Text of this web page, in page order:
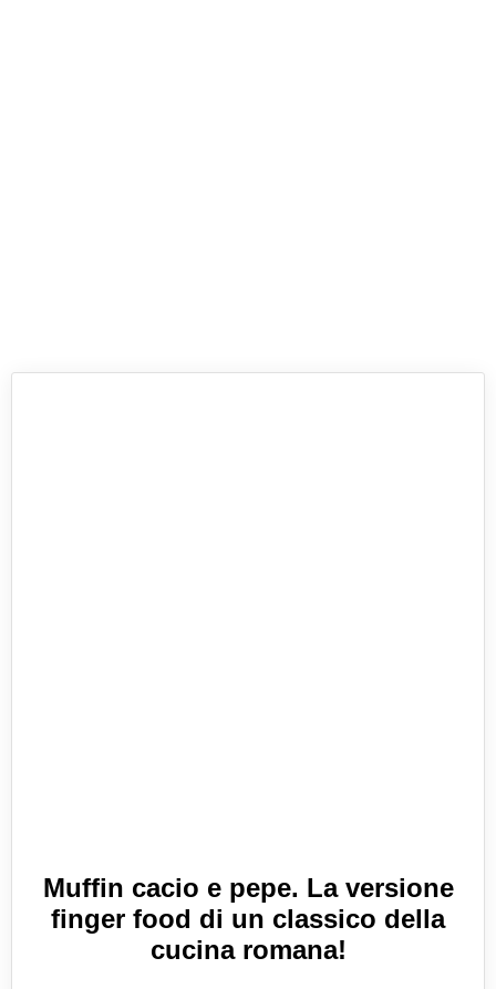
Muffin cacio e pepe. La versione
finger food di un classico della
cucina romana!